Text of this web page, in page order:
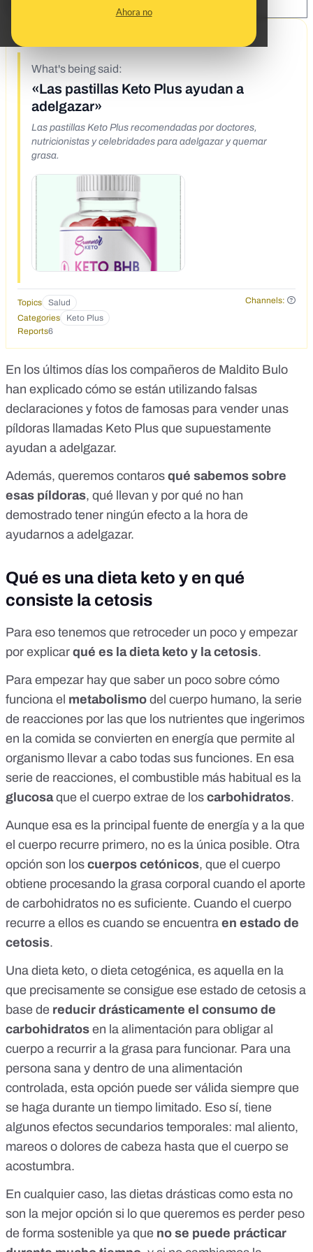
Ahora no
What's being said:
«Las pastillas Keto Plus ayudan a
adelgazar»
Las pastillas Keto Plus recomendadas por doctores,
nutricionistas y celebridades para adelgazar y quemar
grasa.
Topics Salud
Channels:
Categories
Keto Plus
Reports6
En los últimos días los compañeros de Maldito Bulo
han explicado cómo se están utilizando falsas
declaraciones y fotos de famosas para vender unas
píldoras llamadas Keto Plus que supuestamente
ayudan a adelgazar.
Además, queremos contaros qué sabemos sobre
esas píldoras, qué llevan y por qué no han
demostrado tener ningún efecto a la hora de
ayudarnos a adelgazar.
Qué es una dieta keto y en qué
consiste la cetosis
Para eso tenemos que retroceder un poco y empezar
por explicar qué es la dieta keto y la cetosis.
Para empezar hay que saber un poco sobre cómo
funciona el metabolismo del cuerpo humano, la serie
de reacciones por las que los nutrientes que ingerimos
en la comida se convierten en energía que permite al
organismo llevar a cabo todas sus funciones. En esa
serie de reacciones, el combustible más habitual es la
glucosaque el cuerpo extrae de los carbohidratos.
Aunque esa es la principal fuente de energía y a la que
el cuerpo recurre primero, no es la única posible. Otra
opción son los cuerpos cetónicos, que el cuerpo
obtiene procesando la grasa corporal cuando el aporte
de carbohidratos no es suficiente. Cuando el cuerpo
recurre a ellos es cuando se encuentra en estado de
cetosis.
Una dieta keto, o dieta cetogénica, es aquella en la
que precisamente se consigue ese estado de cetosis a
base de reducir drásticamente el consumo de
carbohidratos en la alimentación para obligar al
cuerpo a recurrir a la grasa para funcionar. Para una
persona sana y dentro de una alimentación
controlada, esta opción puede ser válida siempre que
se haga durante un tiempo limitado. Eso sí, tiene
algunos efectos secundarios temporales: mal aliento,
mareos o dolores de cabeza hasta que el cuerpo se
acostumbra.
En cualquier caso, las dietas drásticas como esta no
son la mejor opción si lo que queremos es perder peso
de forma sostenible ya que no se puede prácticar